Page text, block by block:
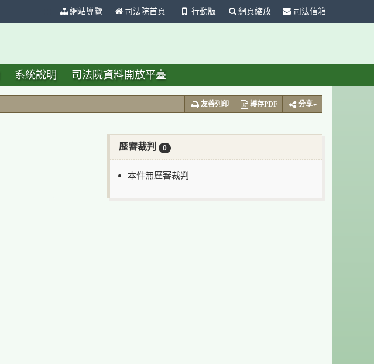
網站導覽 司法院首頁 行動版 網頁縮放 司法信箱
系統說明 司法院資料開放平臺
友善列印 轉存PDF 分享
歷審裁判 0
本件無歷審裁判